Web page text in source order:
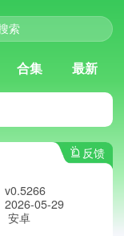
合集 最新
反馈
v0.5266
2026-05-29
安卓